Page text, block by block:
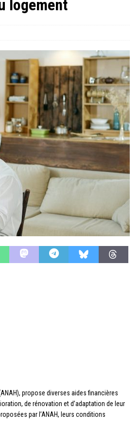
logement
propose diverses aides financières
de rénovation et d’adaptation de leur
par l’ANAH, leurs conditions